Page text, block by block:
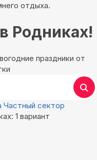
отдыха.
Родниках!
праздники oт
Частный сектор
1 вариант